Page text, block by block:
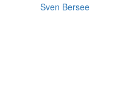
Sven Bersee